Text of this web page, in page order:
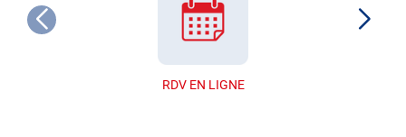
RDV EN LIGNE